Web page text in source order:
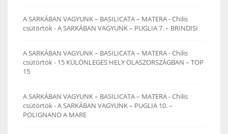
A SARKÁBAN VAGYUNK – BASILICATA – MATERA - Chilis
csütörtök-A SARKÁBAN VAGYUNK – PUGLIA 7. – BRINDISI
A SARKÁBAN VAGYUNK – BASILICATA – MATERA - Chilis
csütörtök- 15 KÜLÖNLEGES HELY OLASZORSZÁGBAN – TOP
15
A SARKÁBAN VAGYUNK – BASILICATA – MATERA - Chilis
csütörtök-A SARKÁBAN VAGYUNK – PUGLIA 10. –
POLIGNANO A MARE